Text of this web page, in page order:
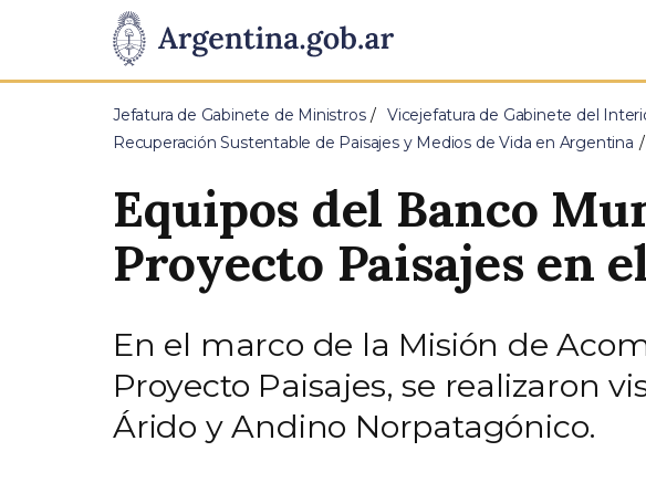
Presidencia
de
Pasar al contenido principal
Jefatura de Gabinete de Ministros Vicejefatura de Gabinete del
Recuperación Sustentable de Paisajes y Medios de Vida en Argentina
Equipos del Banco
Proyecto Paisajes en
En el marco de la Misión de
Proyecto Paisajes, se realizaron
Árido y Andino Norpatagónico.